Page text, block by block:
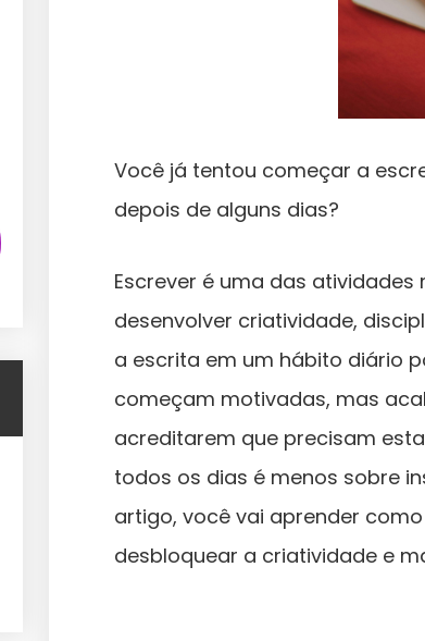
Você já tentou começar a
depois de alguns dias?
Escrever é uma das
desenvolver criatividade,
a escrita em um hábito diário
começam motivadas, mas
acreditarem que precisam
todos os dias é menos sobre
artigo, você vai aprender
desbloquear a criatividade e